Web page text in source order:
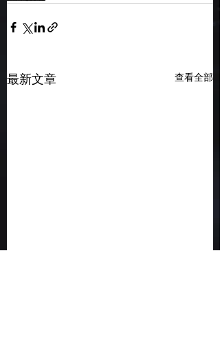
最新文章 查看全部